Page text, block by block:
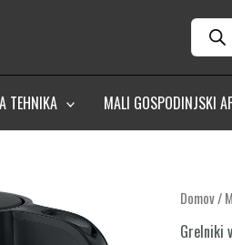
search
TEHNIKA MALI GOSPODINJSKI
Domov/
Grelniki
Kuhalnik
vode,